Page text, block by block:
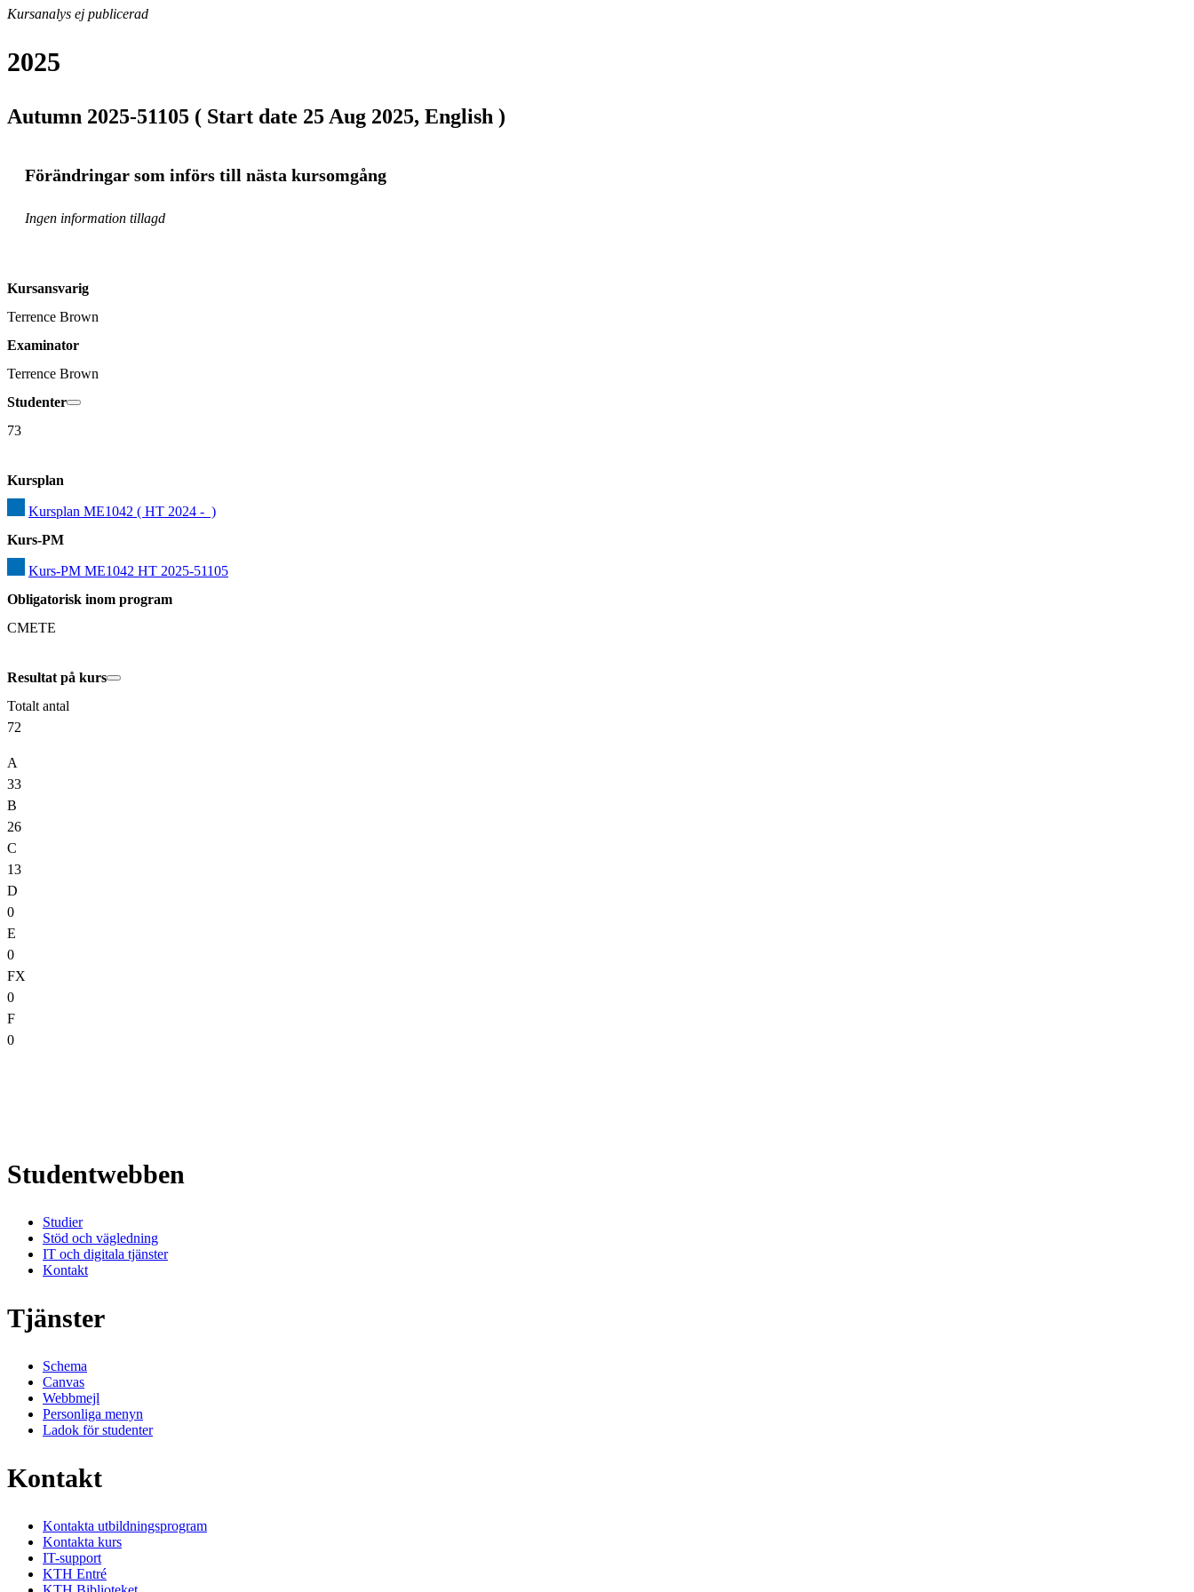
Kursanalys ej publicerad
2025
Autumn 2025-51105 ( Start date 25 Aug 2025, English )
Förändringar som införs till nästa kursomgång
Ingen information tillagd
Kursansvarig
Terrence Brown
Examinator
Terrence Brown
Studenter
73
Kursplan
Kursplan ME1042 ( HT 2024 -  )
Kurs-PM
Kurs-PM ME1042 HT 2025-51105
Obligatorisk inom program
CMETE
Resultat på kurs
Totalt antal
72
A
33
B
26
C
13
D
0
E
0
FX
0
F
0
Studentwebben
Studier
Stöd och vägledning
IT och digitala tjänster
Kontakt
Tjänster
Schema
Canvas
Webbmejl
Personliga menyn
Ladok för studenter
Kontakt
Kontakta utbildningsprogram
Kontakta kurs
IT-support
KTH Entré